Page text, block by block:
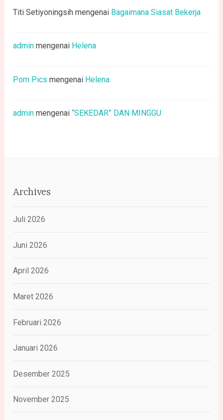
Titi Setiyoningsih mengenai Bagaimana Siasat Bekerja
admin mengenai Helena
Porn Pics mengenai Helena
admin mengenai“SEKEDAR” DAN MINGGU
Archives
Juli 2026
Juni 2026
April 2026
Maret 2026
Februari 2026
Januari 2026
Desember 2025
November 2025